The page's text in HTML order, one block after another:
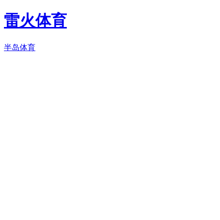
雷火体育
半岛体育